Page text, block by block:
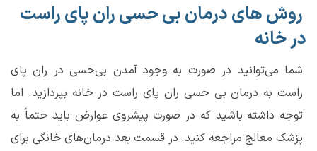
روش های درمان بی حسی ران پای راست
در خانه
شما می‌توانید در صورت به وجود آمدن بی‌حسی در ران پای
راست به درمان بی‌‌‌ حسی ران پای راست در خانه بپردازید. اما
توجه داشته باشید که در صورت پیشروی عوارض باید حتماً به
پزشک معالج مراجعه کنید. در قسمت بعد درمان‌های خانگی برای